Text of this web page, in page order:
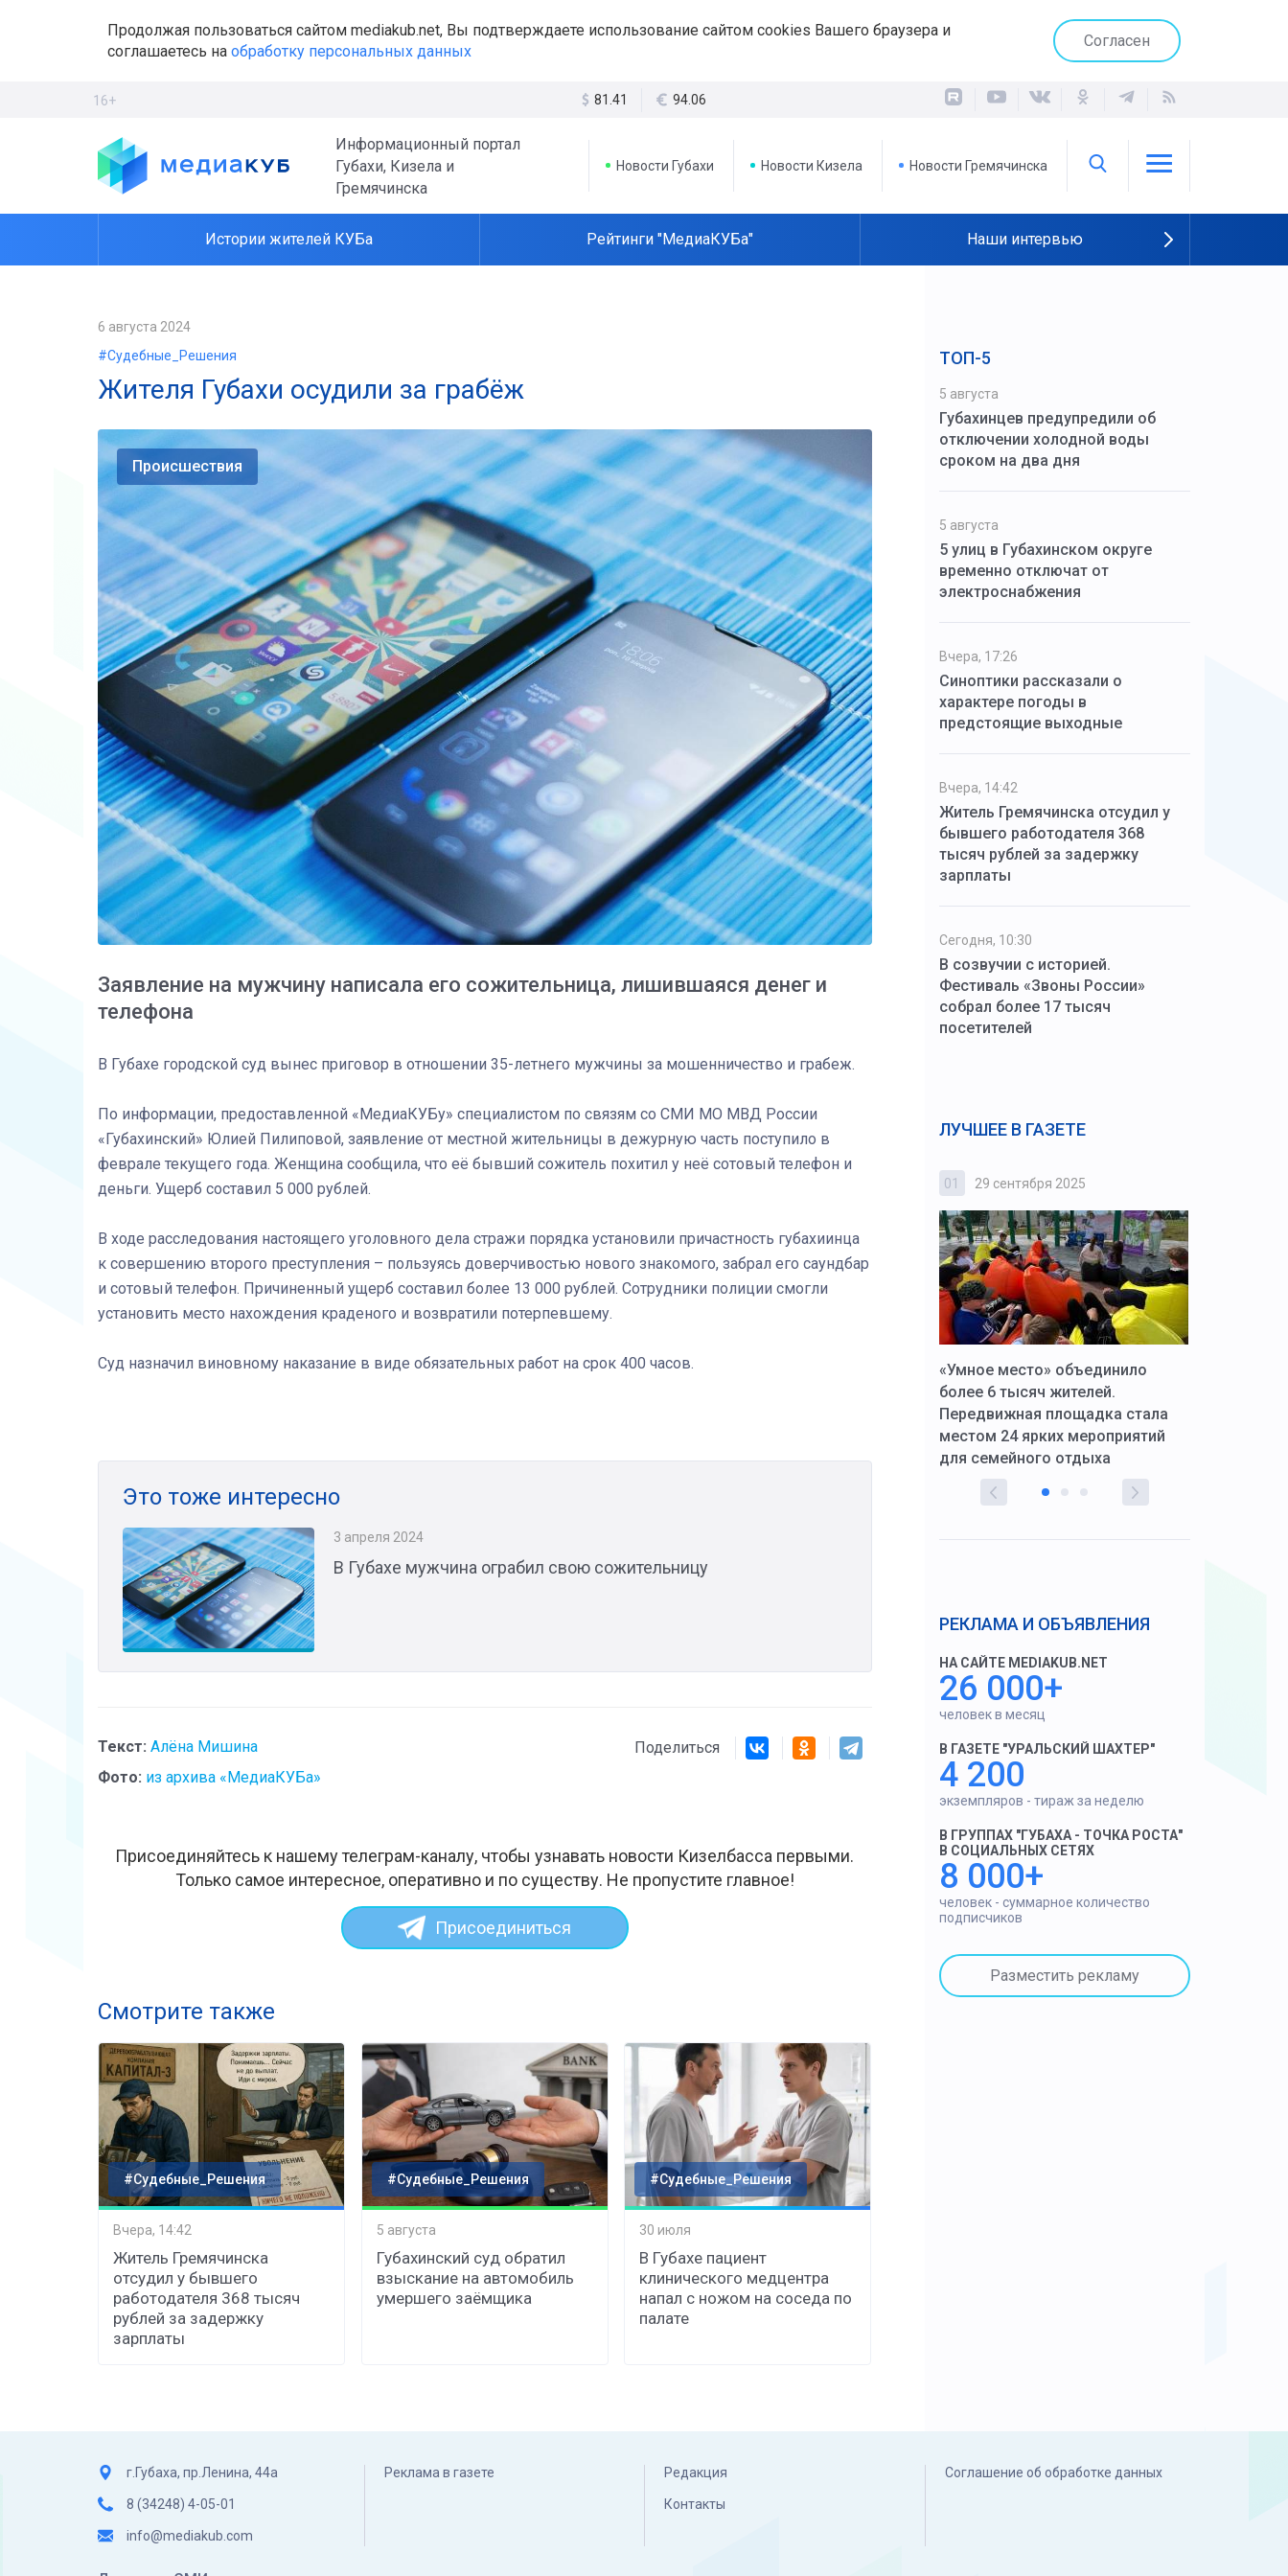
Продолжая пользоваться сайтом mediakub.net, Вы подтверждаете использование сайтом cookies Вашего браузера и
соглашаетесь на обработку персональных данных
Согласен
16+ 81.41 94.06
Информационный портал
Губахи, Кизела и
Гремячинска
Новости Губахи Новости Кизела Новости Гремячинска
Истории жителей КУБа Рейтинги "МедиаКУБа" Наши интервью
6 августа 2024
#Судебные_Решения
Жителя Губахи осудили за грабёж
Происшествия
Заявление на мужчину написала его сожительница, лишившаяся денег и
телефона
В Губахе городской суд вынес приговор в отношении 35-летнего мужчины за мошенничество и грабеж.
По информации, предоставленной «МедиаКУБу» специалистом по связям со СМИ МО МВД России
«Губахинский» Юлией Пилиповой, заявление от местной жительницы в дежурную часть поступило в
феврале текущего года. Женщина сообщила, что её бывший сожитель похитил у неё сотовый телефон и
деньги. Ущерб составил 5 000 рублей.
В ходе расследования настоящего уголовного дела стражи порядка установили причастность губахиинца
к совершению второго преступления – пользуясь доверчивостью нового знакомого, забрал его саундбар
и сотовый телефон. Причиненный ущерб составил более 13 000 рублей. Сотрудники полиции смогли
установить место нахождения краденого и возвратили потерпевшему.
Суд назначил виновному наказание в виде обязательных работ на срок 400 часов.
Это тоже интересно
3 апреля 2024
В Губахе мужчина ограбил свою сожительницу
Текст: Алёна Мишина
Фото: из архива «МедиаКУБа»
Поделиться
Присоединяйтесь к нашему телеграм-каналу, чтобы узнавать новости Кизелбасса первыми.
Только самое интересное, оперативно и по существу. Не пропустите главное!
Присоединиться
Смотрите также
#Судебные_Решения
Вчера, 14:42
Житель Гремячинска
отсудил у бывшего
работодателя 368 тысяч
рублей за задержку
зарплаты
#Судебные_Решения
5 августа
Губахинский суд обратил
взыскание на автомобиль
умершего заёмщика
#Судебные_Решения
30 июля
В Губахе пациент
клинического медцентра
напал с ножом на соседа по
палате
ТОП-5
5 августа
Губахинцев предупредили об
отключении холодной воды
сроком на два дня
5 августа
5 улиц в Губахинском округе
временно отключат от
электроснабжения
Вчера, 17:26
Синоптики рассказали о
характере погоды в
предстоящие выходные
Вчера, 14:42
Житель Гремячинска отсудил у
бывшего работодателя 368
тысяч рублей за задержку
зарплаты
Сегодня, 10:30
В созвучии с историей.
Фестиваль «Звоны России»
собрал более 17 тысяч
посетителей
ЛУЧШЕЕ В ГАЗЕТЕ
Штурмовик огня. Казак Алексей
мечту
01 29 сентября 2025
«Умное место» объединило
более 6 тысяч жителей.
Передвижная площадка стала
местом 24 ярких мероприятий
для семейного отдыха
РЕКЛАМА И ОБЪЯВЛЕНИЯ
НА САЙТЕ MEDIAKUB.NET
26 000+
человек в месяц
В ГАЗЕТЕ "УРАЛЬСКИЙ ШАХТЕР"
4 200
экземпляров - тираж за неделю
В ГРУППАХ "ГУБАХА - ТОЧКА РОСТА"
В СОЦИАЛЬНЫХ СЕТЯХ
8 000+
человек - суммарное количество
подписчиков
Разместить рекламу
г.Губаха, пр.Ленина, 44а
8 (34248) 4-05-01
info@mediakub.com
Реклама в газете Редакция
Контакты
Соглашение об обработке данных